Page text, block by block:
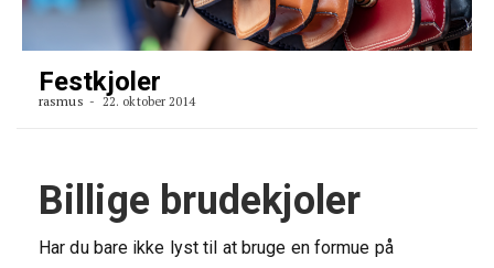
Festkjoler
rasmus 22. oktober 2014
Billige brudekjoler
Har du bare ikke lyst til at bruge en formue på